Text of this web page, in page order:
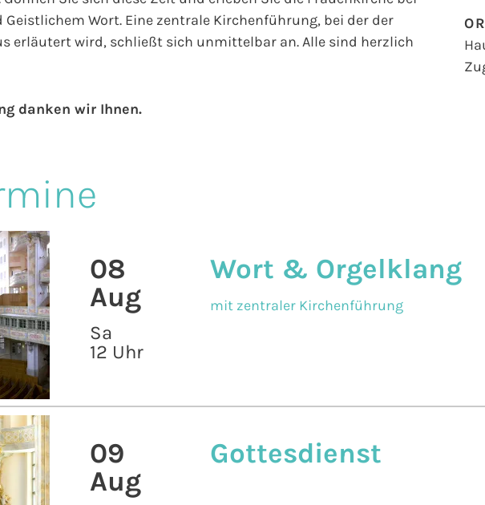
Wort. Eine zentrale Kirchenführung, bei der der
erläutert wird, schließt sich unmittelbar an. Alle sind herzlich
danken wir Ihnen.
08
Aug
Sa
12 Uhr
Wort & Orgelklang
mit zentraler Kirchenführung
09
Aug
Gottesdienst